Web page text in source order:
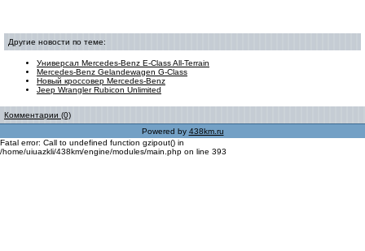
Другие новости по теме:
Универсал Mercedes-Benz E-Class All-Terrain
Mercedes-Benz Gelandewagen G-Class
Новый кроссовер Mercedes-Benz
Jeep Wrangler Rubicon Unlimited
Комментарии (0)
Powered by 438km.ru
Fatal error: Call to undefined function gzipout() in
/home/uiuazkli/438km/engine/modules/main.php on line 393